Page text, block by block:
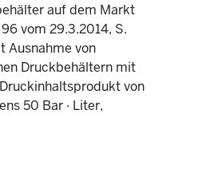
auf dem Markt
vom 29.3.2014, S.
Ausnahme von
Druckbehältern mit
von
50 Bar · Liter,